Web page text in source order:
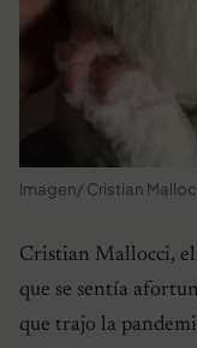
Imagen/ Cristian
Cristian Mallocci, el
que se sentía
que trajo la